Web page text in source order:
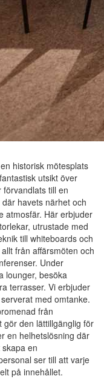
historisk mötesplats
utsikt över
till en
havets närhet och
atmosfär. Här erbjuder
utrustade med
till whiteboards och
från affärsmöten och
Under
lounger, besöka
terrasser. Vi erbjuder
med omtanke.
från
gör den lättillgänglig för
en helhetslösning där
en
ser till att varje
på innehållet.